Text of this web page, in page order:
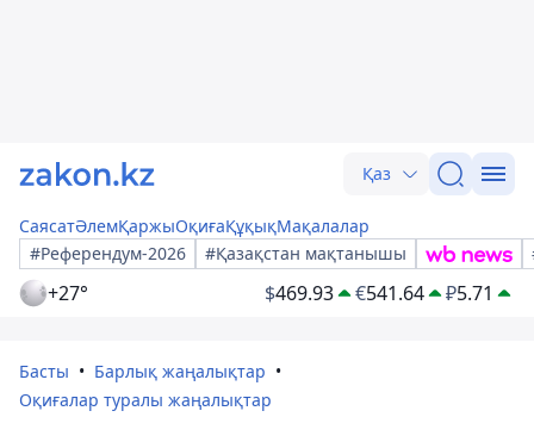
Қаз
СаясатӘлемҚаржыОқиғаҚұқықМақалалар
#Референдум-2026
#Қазақстан мақтанышы
+27° $469.93 €541.64 ₽5.71
Басты
Барлық жаңалықтар
Оқиғалар туралы жаңалықтар